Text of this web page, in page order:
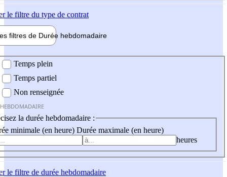
le filtre du type de contrat
filtres de Durée hebdomadaire
Temps plein
Temps partiel
Non renseignée
la durée hebdomadaire :
minimale (en heure) Durée maximale (en heure)
heures
le filtre de durée hebdomadaire